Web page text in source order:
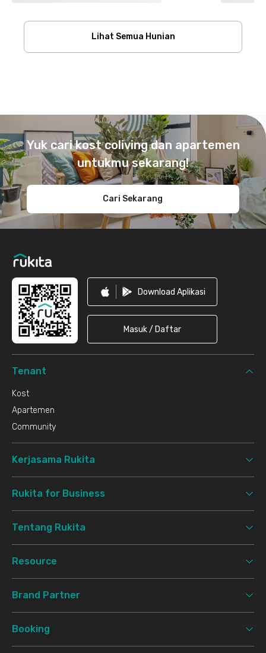
Lihat Semua Hunian
Yuk cari kost coliving dan apartemen
untukmu sekarang!
Cari Sekarang
Download Aplikasi
Masuk / Daftar
Tenant
Kost
Apartemen
Community
Kerjasama Rukita
Rukita for Business
Tentang Rukita
Resource
Brand Partner
Booking